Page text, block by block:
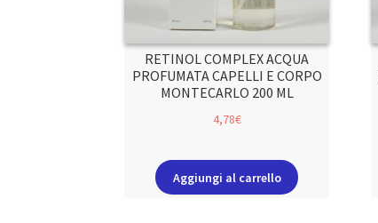
RETINOL COMPLEX ACQUA
PROFUMATA CAPELLI E CORPO
MONTECARLO 200 ML
4,78€
Aggiungi al carrello